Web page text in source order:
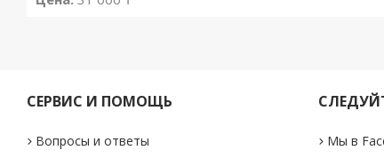
СЕРВИС И ПОМОЩЬ
Вопросы и ответы Мы в